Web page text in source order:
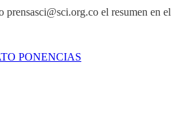
el resumen en el
PONENCIAS